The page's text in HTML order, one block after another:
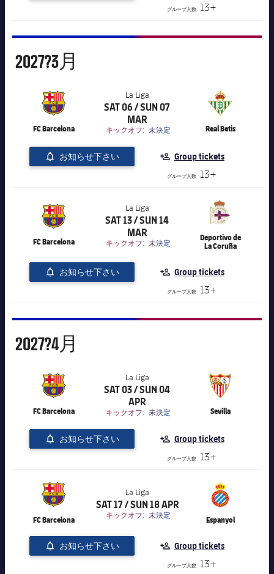
グループ人数 13+
3月
2027?3月
FC Barcelona
label.competition.name.21
La Liga
SAT 06 / SUN 07
MAR
キックオフ: 未決定 Real Betis
label.aria.chevronright
お知らせ下さい Group tickets
グループ人数 13+
FC Barcelona
label.competition.name.21
La Liga
SAT 13 / SUN 14
MAR
キックオフ: 未決定
Deportivo de
La Coruña
label.aria.chevronright
お知らせ下さい Group tickets
グループ人数 13+
4月
2027?4月
FC Barcelona
label.competition.name.21
La Liga
SAT 03 / SUN 04
APR
キックオフ: 未決定 Sevilla
label.aria.chevronright
お知らせ下さい Group tickets
グループ人数 13+
FC Barcelona
label.competition.name.21
La Liga
SAT 17 / SUN 18 APR
キックオフ: 未決定 Espanyol
label.aria.chevronright
お知らせ下さい Group tickets
グループ人数 13+